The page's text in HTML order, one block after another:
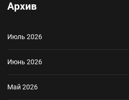
Архив
Июль 2026
Июнь 2026
Май 2026